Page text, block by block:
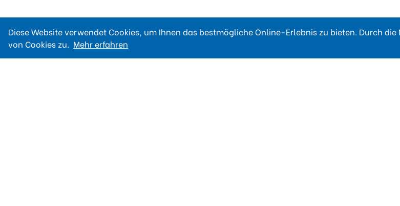
Diese Website verwendet Cookies, um Ihnen das bestmögliche Online-Erlebnis zu bieten. Durch
von Cookies zu. Mehr erfahren